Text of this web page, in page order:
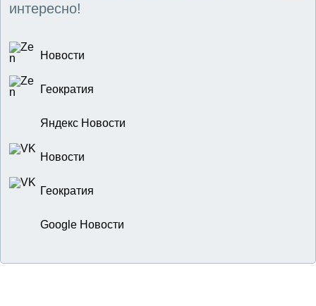
интересно!
Новости
Геократия
Яндекс Новости
Новости
Геократия
Google Новости